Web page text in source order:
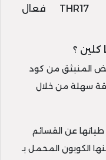
THR17 فعال
؟
المنبثق من كود
سهلة من خلال
عن القسائم
الكوبون المحمل بـ